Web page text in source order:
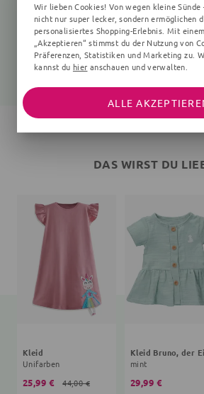
Schlafsack Bär Teddy
creme
33,95 €
Jogginghose
grün
27,95 €
DAS WIRST DU
Kleid
Unifarben
25,99 € 44,00 €
mint
29,99 €
Wir lieben Cookies! Von wegen kleine Sünde
nicht nur super lecker, sondern ermöglichen
personalisiertes Shopping-Erlebnis. Mit
„Akzeptieren“ stimmst du der Nutzung von
Präferenzen, Statistiken und Marketing zu.
kannst du hier anschauen und verwalten.
ALLE